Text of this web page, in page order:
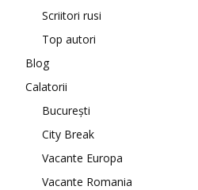
Scriitori rusi
Top autori
Blog
Calatorii
București
City Break
Vacante Europa
Vacante Romania